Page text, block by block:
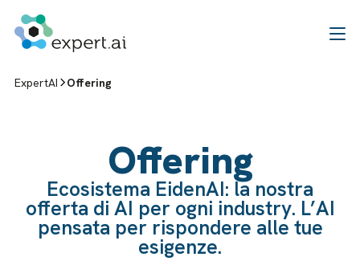
ExpertAI Offering
Offering
Ecosistema EidenAI: la nostra
offerta di AI per ogni industry. L’AI
pensata per rispondere alle tue
esigenze.